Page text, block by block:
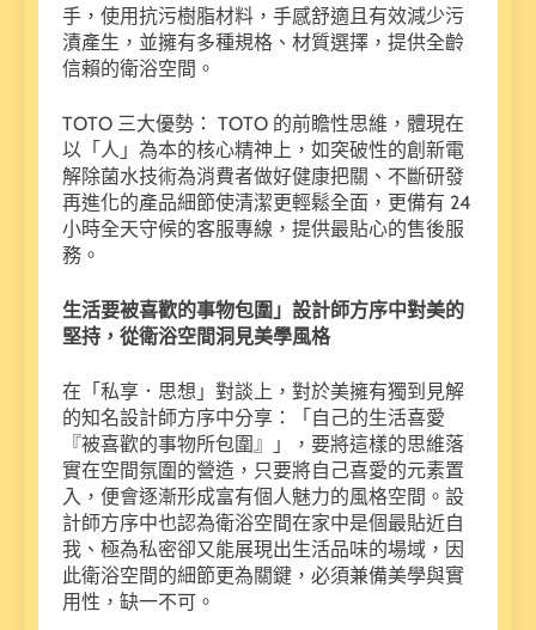
手，使用抗污樹脂材料，手感舒適且有效減少污
漬產生，並擁有多種規格、材質選擇，提供全齡
信賴的衛浴空間。
TOTO 三大優勢： TOTO 的前瞻性思維，體現在
以「人」為本的核心精神上，如突破性的創新電
解除菌水技術為消費者做好健康把關、不斷研發
再進化的產品細節使清潔更輕鬆全面，更備有 24
小時全天守候的客服專線，提供最貼心的售後服
務。
生活要被喜歡的事物包圍」設計師方序中對美的
堅持，從衛浴空間洞見美學風格
在「私享．思想」對談上，對於美擁有獨到見解
的知名設計師方序中分享：「自己的生活喜愛
『被喜歡的事物所包圍』」，要將這樣的思維落
實在空間氛圍的營造，只要將自己喜愛的元素置
入，便會逐漸形成富有個人魅力的風格空間。設
計師方序中也認為衛浴空間在家中是個最貼近自
我、極為私密卻又能展現出生活品味的場域，因
此衛浴空間的細節更為關鍵，必須兼備美學與實
用性，缺一不可。